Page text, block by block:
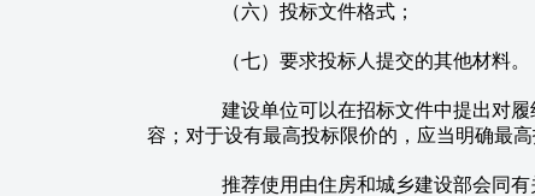
（六）投标文件格式；
（七）要求投标人提交的其他材料。
建设单位可以在招标文件中提出对履
容；对于设有最高投标限价的，应当明确最
推荐使用由住房和城乡建设部会同有